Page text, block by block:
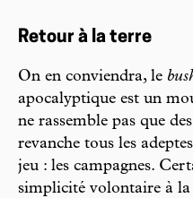
Retour à la terre
On en conviendra, le
apocalyptique est un
ne rassemble pas que
revanche tous les
jeu : les campagnes.
simplicité volontaire à